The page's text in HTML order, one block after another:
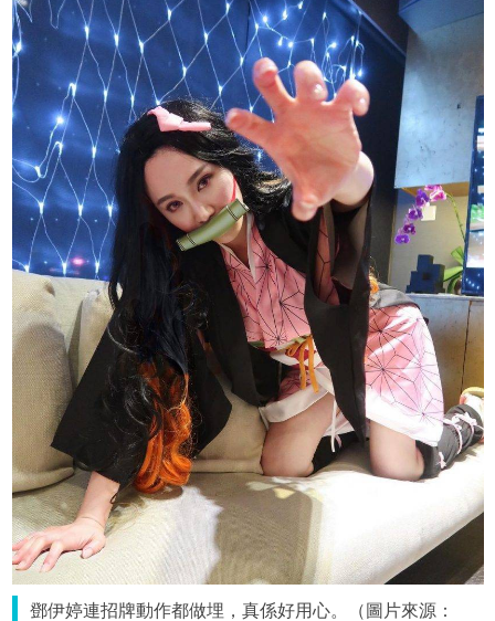
鄧伊婷連招牌動作都做埋，真係好用心。（圖片來源：